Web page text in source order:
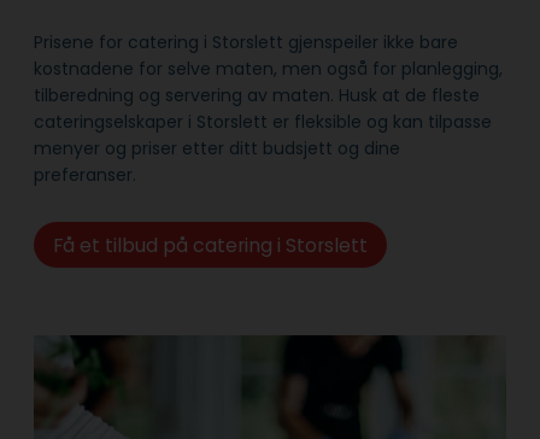
Prisene for catering i Storslett gjenspeiler ikke bare
kostnadene for selve maten, men også for planlegging,
tilberedning og servering av maten. Husk at de fleste
cateringselskaper i Storslett er fleksible og kan tilpasse
menyer og priser etter ditt budsjett og dine
preferanser.
Få et tilbud på catering i Storslett